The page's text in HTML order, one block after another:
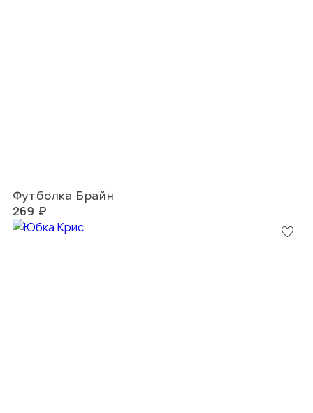
Футболка Брайн
269 ₽